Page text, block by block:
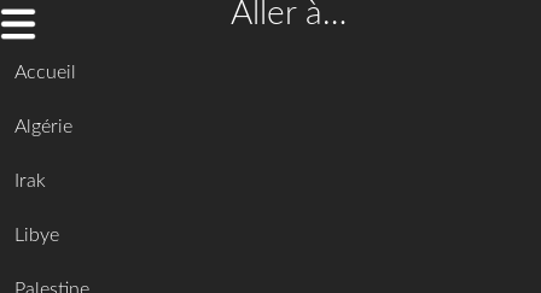
Aller à…
Accueil
Algérie
Irak
Libye